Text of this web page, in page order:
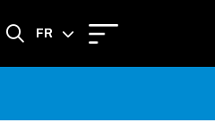
FR